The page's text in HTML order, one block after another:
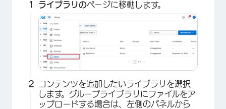
ライブラリのページに移動します。
コンテンツを追加したいライブラリを選択
します。グループライブラリにファイルをア
ップロードする場合は、左側のパネルから